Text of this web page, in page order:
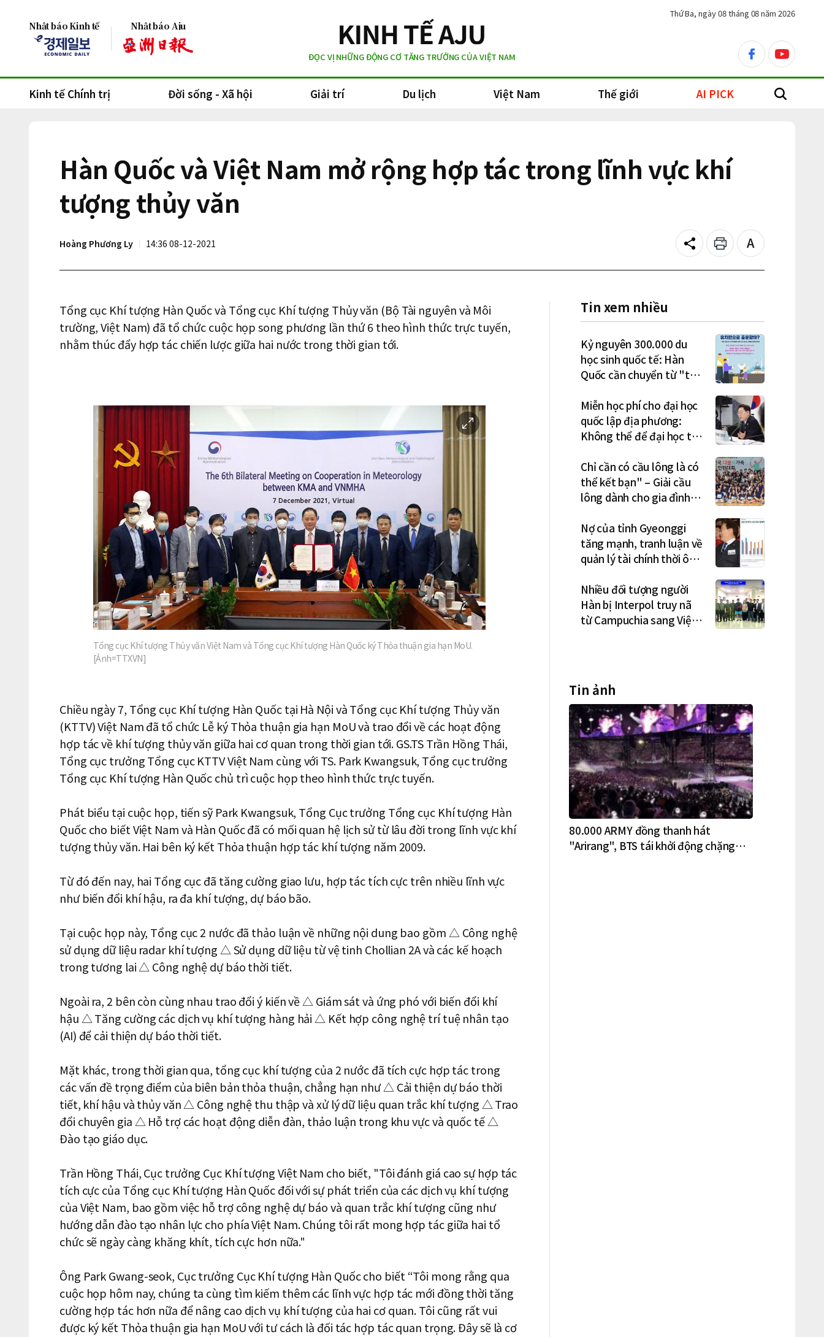
Nhật báo Kinh tế Nhật báo Aju
ĐỌC VỊ NHỮNG ĐỘNG CƠ TĂNG TRƯỞNG CỦA VIỆT NAM
facebookyoutube
Thứ Ba, ngày 08 tháng 08 năm 2026
Kinh tế Chính trị Đời sống - Xã hội Giải trí Du lịch Việt Nam Thế giới AI PICK search
Hàn Quốc và Việt Nam mở rộng hợp tác trong lĩnh vực khí
tượng thủy văn
Hoàng Phương Ly 14:36 08-12-2021 Share Print
Text
size
Tổng cục Khí tượng Hàn Quốc và Tổng cục Khí tượng Thủy văn (Bộ Tài nguyên và Môi
trường, Việt Nam) đã tổ chức cuộc họp song phương lần thứ 6 theo hình thức trực tuyến,
nhằm thúc đẩy hợp tác chiến lược giữa hai nước trong thời gian tới.
이
미
Tổng cục Khí tượng Thủy văn Việt Nam và Tổng cục Khí tượng Hàn Quốc ký Thỏa thuận gia hạn MoU.
[Ảnh=TTXVN]
Chiều ngày 7, Tổng cục Khí tượng Hàn Quốc tại Hà Nội và Tổng cục Khí tượng Thủy văn
(KTTV) Việt Nam đã tổ chức Lễ ký Thỏa thuận gia hạn MoU và trao đổi về các hoạt động
hợp tác về khí tượng thủy văn giữa hai cơ quan trong thời gian tới. GS.TS Trần Hồng Thái,
Tổng cục trưởng Tổng cục KTTV Việt Nam cùng với TS. Park Kwangsuk, Tổng cục trưởng
Tổng cục Khí tượng Hàn Quốc chủ trì cuộc họp theo hình thức trực tuyến.
Phát biểu tại cuộc họp, tiến sỹ Park Kwangsuk, Tổng Cục trưởng Tổng cục Khí tượng Hàn
Quốc cho biết Việt Nam và Hàn Quốc đã có mối quan hệ lịch sử từ lâu đời trong lĩnh vực khí
tượng thủy văn. Hai bên ký kết Thỏa thuận hợp tác khí tượng năm 2009.
Từ đó đến nay, hai Tổng cục đã tăng cường giao lưu, hợp tác tích cực trên nhiều lĩnh vực
như biến đổi khí hậu, ra đa khí tượng, dự báo bão.
Tại cuộc họp này, Tổng cục 2 nước đã thảo luận về những nội dung bao gồm △ Công nghệ
sử dụng dữ liệu radar khí tượng △ Sử dụng dữ liệu từ vệ tinh Chollian 2A và các kế hoạch
trong tương lai △ Công nghệ dự báo thời tiết.
Ngoài ra, 2 bên còn cùng nhau trao đổi ý kiến ​​về △ Giám sát và ứng phó với biến đổi khí
hậu △ Tăng cường các dịch vụ khí tượng hàng hải △ Kết hợp công nghệ trí tuệ nhân tạo
(AI) để cải thiện dự báo thời tiết.
Mặt khác, trong thời gian qua, tổng cục khí tượng của 2 nước đã tích cực hợp tác trong
các vấn đề trọng điểm của biên bản thỏa thuận, chẳng hạn như △ Cải thiện dự báo thời
tiết, khí hậu và thủy văn △ Công nghệ thu thập và xử lý dữ liệu quan trắc khí tượng △ Trao
đổi chuyên gia △ Hỗ trợ các hoạt động diễn đàn, thảo luận trong khu vực và quốc tế △
Đào tạo giáo dục.
Trần Hồng Thái, Cục trưởng Cục Khí tượng Việt Nam cho biết, "Tôi đánh giá cao sự hợp tác
tích cực của Tổng cục Khí tượng Hàn Quốc đối với sự phát triển của các dịch vụ khí tượng
của Việt Nam, bao gồm việc hỗ trợ công nghệ dự báo và quan trắc khí tượng cũng như
hướng dẫn đào tạo nhân lực cho phía Việt Nam. Chúng tôi rất mong hợp tác giữa hai tổ
chức sẽ ngày càng khăng khít, tích cực hơn nữa."
Ông Park Gwang-seok, Cục trưởng Cục Khí tượng Hàn Quốc cho biết “Tôi mong rằng qua
cuộc họp hôm nay, chúng ta cùng tìm kiếm thêm các lĩnh vực hợp tác mới đồng thời tăng
cường hợp tác hơn nữa để nâng cao dịch vụ khí tượng của hai cơ quan. Tôi cũng rất vui
được ký kết Thỏa thuận gia hạn MoU với tư cách là đối tác hợp tác quan trọng. Đây sẽ là cơ
Tin xem nhiều
Kỷ nguyên 300.000 du
học sinh quốc tế: Hàn
Quốc cần chuyển từ "thu
việc làm – định cư"
Miễn học phí cho đại học
quốc lập địa phương:
Không thể để đại học tư
Chỉ cần có cầu lông là có
thể kết bạn" – Giải cầu
lông dành cho gia đình
Nợ của tỉnh Gyeonggi
tăng mạnh, tranh luận về
quản lý tài chính thời ông
Nhiều đối tượng người
Hàn bị Interpol truy nã
từ Campuchia sang Việt
Tin ảnh
80.000 ARMY đồng thanh hát
"Arirang", BTS tái khởi động chặng